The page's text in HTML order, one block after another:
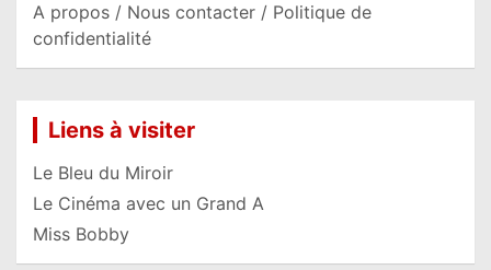
A propos / Nous contacter / Politique de
confidentialité
Liens à visiter
Le Bleu du Miroir
Le Cinéma avec un Grand A
Miss Bobby